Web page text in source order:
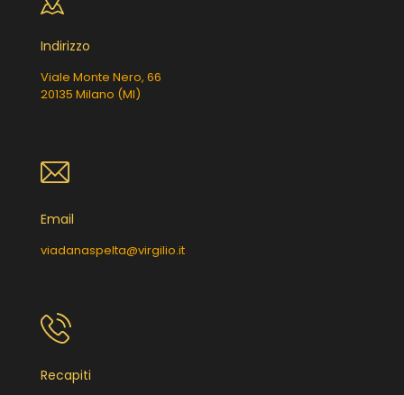
Indirizzo
Viale Monte Nero, 66
20135 Milano (MI)
Email
viadanaspelta@virgilio.it
Recapiti